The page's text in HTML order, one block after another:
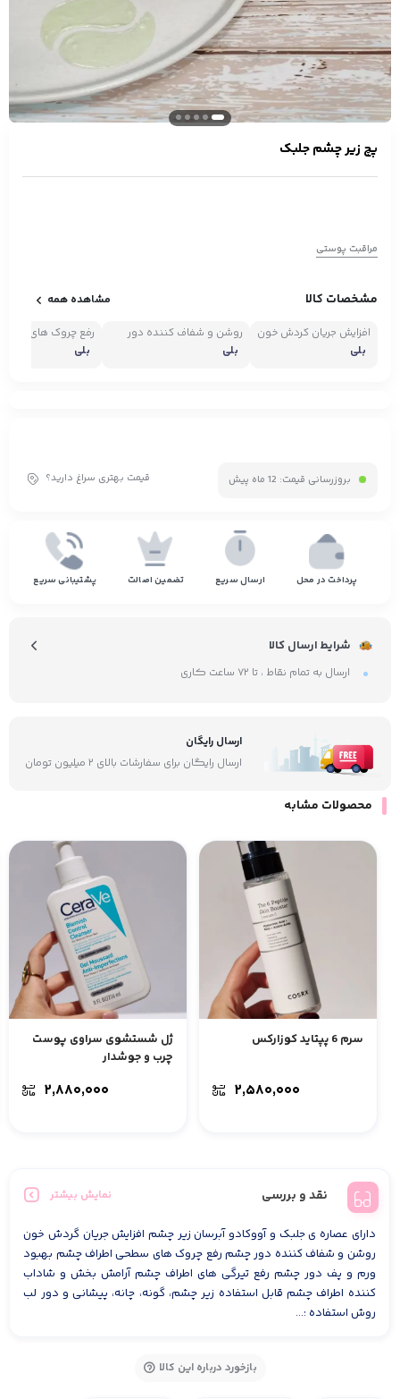
پچ زیر چشم جلبک
مراقبت پوستی
مشخصات کالا
مشاهده همه
افزایش جریان گردش خون
بلی
روشن و شفاف کننده دور
چشم
بلی
رفع چروک های
چشم
بلی
بروزرسانی قیمت: 12 ماه پیش قیمت بهتری سراغ دارید؟
پرداخت در محل ارسال سریع تضمین اصالت پشتیبانی سریع
شرایط ارسال کالا
ارسال به تمام نقاط ، تا ۷۲ ساعت کاری
ارسال رایگان
ارسال رایگان برای سفارشات بالای ۲ میلیون تومان
محصولات مشابه
سرم 6 پپتاید کوزارکس
۲,۵۸۰,۰۰۰
ژل شستشوی سراوی پوست
چرب و جوشدار
۲,۸۸۰,۰۰۰
نقد و بررسی نمایش بیشتر
دارای عصاره ی جلبک و آووکادو آبرسان زیر چشم افزایش جریان گردش خون
روشن و شفاف کننده دور چشم رفع چروک های سطحی اطراف چشم بهبود
ورم و پف دور چشم رفع تیرگی های اطراف چشم آرامش بخش و شاداب
کننده اطراف چشم قابل استفاده زیر چشم، گونه، چانه، پیشانی و دور لب
روش استفاده :...
بازخورد درباره این کالا